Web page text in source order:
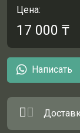
Цена:
17 000 ₸
Написать